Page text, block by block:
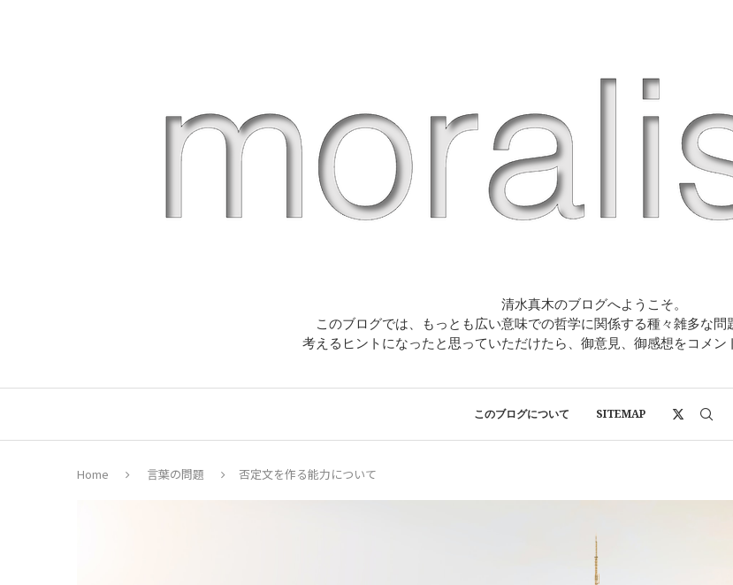
清水真木のブログへようこそ。
このブログでは、もっとも広い意味での哲学に関係する種々雑多な問
考えるヒントになったと思っていただけたら、御意見、御感想をコメン
このブログについて SITEMAP
Home 言葉の問題 否定文を作る能力について